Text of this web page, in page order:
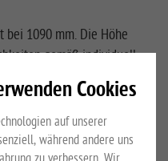
bei 1090 mm. Die Höhe
gemäß individuell
Maß von 60/60/2 mm und
liefern wir Ihnen das
und
Cookies
auf unserer
während andere uns